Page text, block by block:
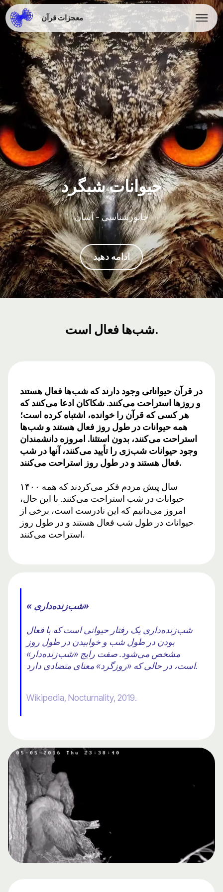
معجزات قرآن
حیوانات شبگرد
جانورشناسی - آسان
ادامه دهید
شب‌ها فعال است.
در قرآن حیواناتی وجود دارند که شب‌ها فعال هستند
و روزها استراحت می‌کنند. شکاکان ادعا می‌کنند که
هر کسی که قرآن را خوانده، اشتباه کرده است؛
همه حیوانات در طول روز فعال هستند و شب‌ها
استراحت می‌کنند، بدون استثنا. امروزه دانشمندان
وجود حیوانات شب‌زی را تأیید می‌کنند، آنها در شب
فعال هستند و در طول روز استراحت می‌کنند.
۱۴۰۰ سال پیش مردم فکر می‌کردند که همه
حیوانات در شب استراحت می‌کنند. با این حال،
امروز می‌دانیم که این نادرست است، برخی از
حیوانات در طول شب فعال هستند و در طول روز
استراحت می‌کنند.
« شب‌زنده‌داری»
شب‌زنده‌داری یک رفتار حیوانی است که با فعال
بودن در طول شب و خوابیدن در طول روز
مشخص می‌شود. صفت رایج «شب‌زنده‌دار»
است، در حالی که «روزگرد» معنای متضادی دارد.
Wikipedia, Nocturnality, 2019.